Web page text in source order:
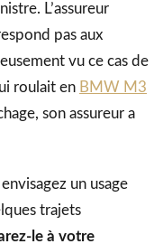
L’assureur
pas aux
vu ce cas de
roulait en BMW M3
son assureur a
un usage
trajets
le à votre